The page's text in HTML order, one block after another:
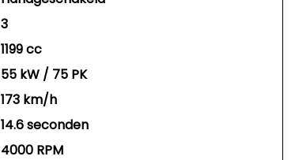
3
1199 cc
55 kW / 75 PK
173 km/h
14.6 seconden
4000 RPM